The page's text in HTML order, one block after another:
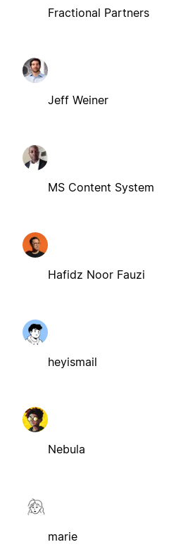
Fractional Partners
Jeff Weiner
MS Content System
Hafidz Noor Fauzi
heyismail
Nebula
marie